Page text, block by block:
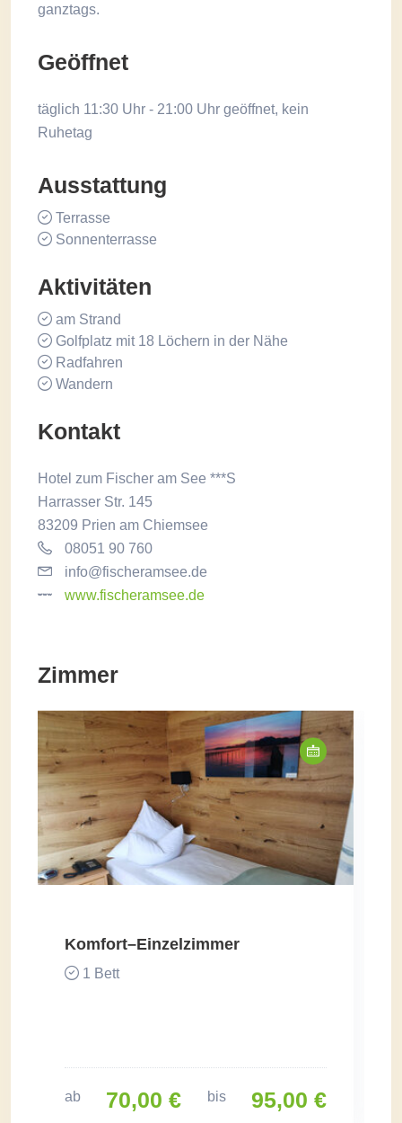
ganztags.
Geöffnet
täglich 11:30 Uhr - 21:00 Uhr geöffnet, kein
Ruhetag
Ausstattung
Terrasse
Sonnenterrasse
Aktivitäten
am Strand
Golfplatz mit 18 Löchern in der Nähe
Radfahren
Wandern
Kontakt
Hotel zum Fischer am See ***S
Harrasser Str. 145
83209 Prien am Chiemsee
08051 90 760
info@fischeramsee.de
www.fischeramsee.de
Zimmer
Komfort–Einzelzimmer
1 Bett
ab 70,00 € bis 95,00 €